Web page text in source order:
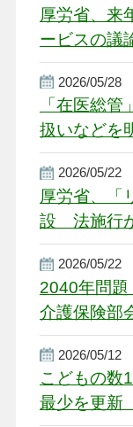
厚労省、来
ービスの議
厳しい経営
2026/05/28
「在医総
扱いなどを
2026/05/22
厚労省、「
設 法施行
2026/05/22
2040年問
介護保険部
盤整備を促
2026/05/12
こどもの数
最少を更